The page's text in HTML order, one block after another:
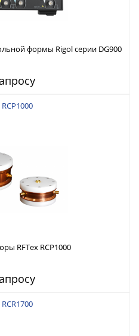
формы Rigol серии DG900
МГц
RFTex RCP1000